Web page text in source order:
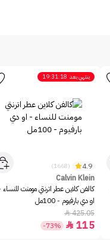
ينتهي بعد 19:31:18
4.9
(1668)
Calvin Klein
كالفن كلاين عطر اترنتي مومنت
او دي بارفيوم - 100مل
425.05

115

-73%